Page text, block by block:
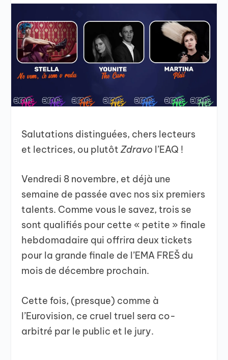
Salutations distinguées, chers lecteurs
et lectrices, ou plutôtZdravo l’EAQ !
Vendredi 8 novembre, et déjà une
semaine de passée avec nos six premiers
talents. Comme vous le savez, trois se
sont qualifiés pour cette « petite » finale
hebdomadaire qui offrira deux tickets
pour la grande finale de l’EMA FREŠ du
mois de décembre prochain.
Cette fois, (presque) comme à
l’Eurovision, ce cruel truel sera co-
arbitré par le public et le jury.